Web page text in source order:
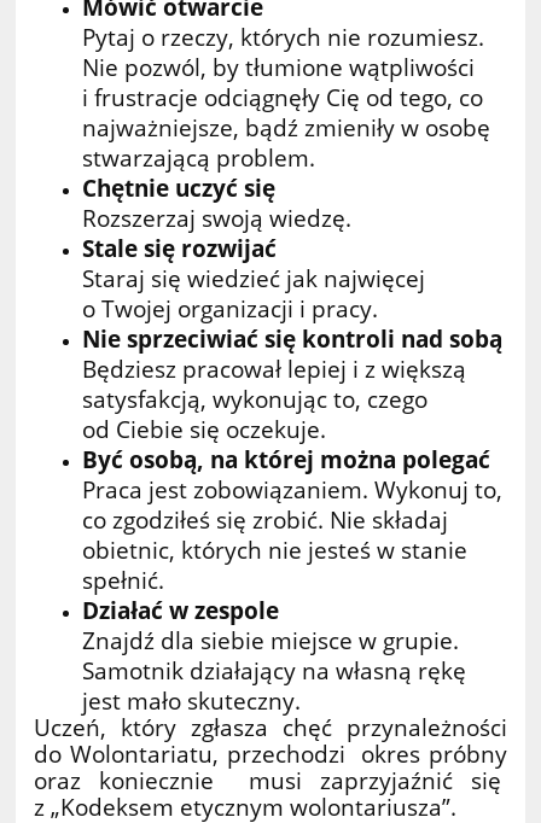
Mówić otwarcie
Pytaj o rzeczy, których nie rozumiesz.
Nie pozwól, by tłumione wątpliwości
i frustracje odciągnęły Cię od tego, co
najważniejsze, bądź zmieniły w osobę
stwarzającą problem.
Chętnie uczyć się
Rozszerzaj swoją wiedzę.
Stale się rozwijać
Staraj się wiedzieć jak najwięcej
o Twojej organizacji i pracy.
Nie sprzeciwiać się kontroli nad sobą
Będziesz pracował lepiej i z większą
satysfakcją, wykonując to, czego
od Ciebie się oczekuje.
Być osobą, na której można polegać
Praca jest zobowiązaniem. Wykonuj to,
co zgodziłeś się zrobić. Nie składaj
obietnic, których nie jesteś w stanie
spełnić.
Działać w zespole
Znajdź dla siebie miejsce w grupie.
Samotnik działający na własną rękę
jest mało skuteczny.
Uczeń, który zgłasza chęć przynależności
do Wolontariatu, przechodzi okres próbny
oraz koniecznie musi zaprzyjaźnić się
z „Kodeksem etycznym wolontariusza”.